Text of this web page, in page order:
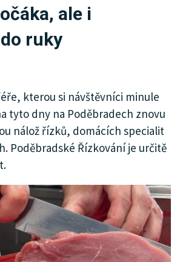
ale i
ruky
kterou si návštěvníci minule
tyto dny na Poděbradech znovu
nálož řízků, domácích specialit
Poděbradské Řízkování je určitě